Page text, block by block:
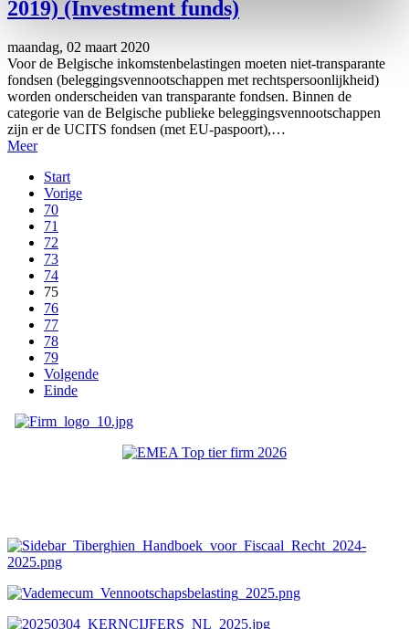
2019) (Investment funds)
maandag, 02 maart 2020
Voor de Belgische inkomstenbelastingen moeten niet-transparante
fondsen (beleggingsvennootschappen met rechtspersoonlijkheid)
worden onderscheiden van transparante fondsen. Binnen de
categorie van de Belgische publieke beleggingsvennootschappen
zijn er de UCITS fondsen (met EU-paspoort),…
Meer
Start
Vorige
70
71
72
73
74
75
76
77
78
79
Volgende
Einde